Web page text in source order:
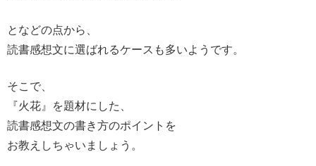
となどの点から、
読書感想文に選ばれるケースも多いようです。
そこで、
『火花』を題材にした、
読書感想文の書き方のポイントを
お教えしちゃいましょう。